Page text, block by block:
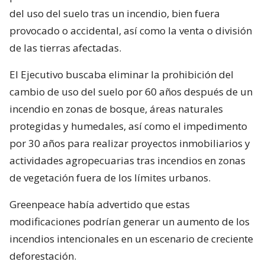
del uso del suelo tras un incendio, bien fuera
provocado o accidental, así como la venta o división
de las tierras afectadas.
El Ejecutivo buscaba eliminar la prohibición del
cambio de uso del suelo por 60 años después de un
incendio en zonas de bosque, áreas naturales
protegidas y humedales, así como el impedimento
por 30 años para realizar proyectos inmobiliarios y
actividades agropecuarias tras incendios en zonas
de vegetación fuera de los límites urbanos.
Greenpeace había advertido que estas
modificaciones podrían generar un aumento de los
incendios intencionales en un escenario de creciente
deforestación.